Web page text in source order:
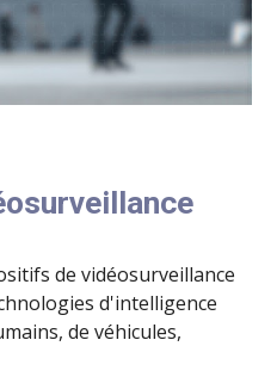
de vidéosurveillance
d'intelligence
de véhicules,